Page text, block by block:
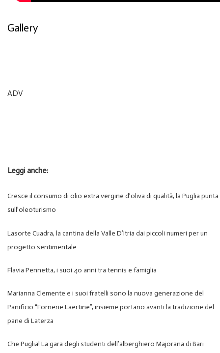
Gallery
ADV
Leggi anche:
Cresce il consumo di olio extra vergine d’oliva di qualità, la Puglia punta
sull’oleoturismo
Lasorte Cuadra, la cantina della Valle D’Itria dai piccoli numeri per un
progetto sentimentale
Flavia Pennetta, i suoi 40 anni tra tennis e famiglia
Marianna Clemente e i suoi fratelli sono la nuova generazione del
Panificio “Fornerie Laertine”, insieme portano avanti la tradizione del
pane di Laterza
Che Puglia! La gara degli studenti dell’alberghiero Majorana di Bari